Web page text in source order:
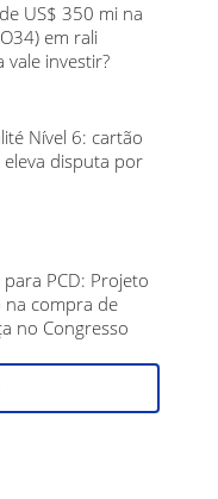
US$ 350 mi na
em rali
vale investir?
Nível 6: cartão
disputa por
PCD: Projeto
na compra de
no Congresso